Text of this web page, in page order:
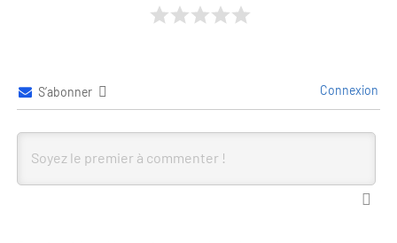
S’abonner Connexion